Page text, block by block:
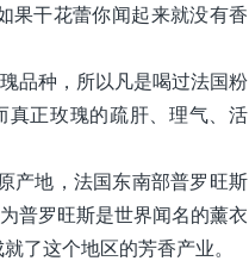
果干花蕾你闻起来就没有香
品种，所以凡是喝过法国粉
真正玫瑰的疏肝、理气、活
产地，法国东南部普罗旺斯
普罗旺斯是世界闻名的薰衣
了这个地区的芳香产业。